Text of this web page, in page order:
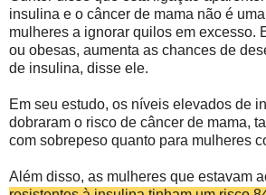
insulina e o câncer de mama não é
mulheres a ignorar quilos em excesso.
ou obesas, aumenta as chances de
de insulina, disse ele.
Em seu estudo, os níveis elevados de
dobraram o risco de câncer de mama,
com sobrepeso quanto para mulheres
Além disso, as mulheres que estavam